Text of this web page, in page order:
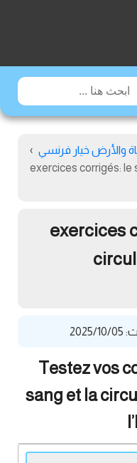
والأرض خيار فرنسي ›
exercices corrigés: le
exercices
05
Testez vos
sang et la